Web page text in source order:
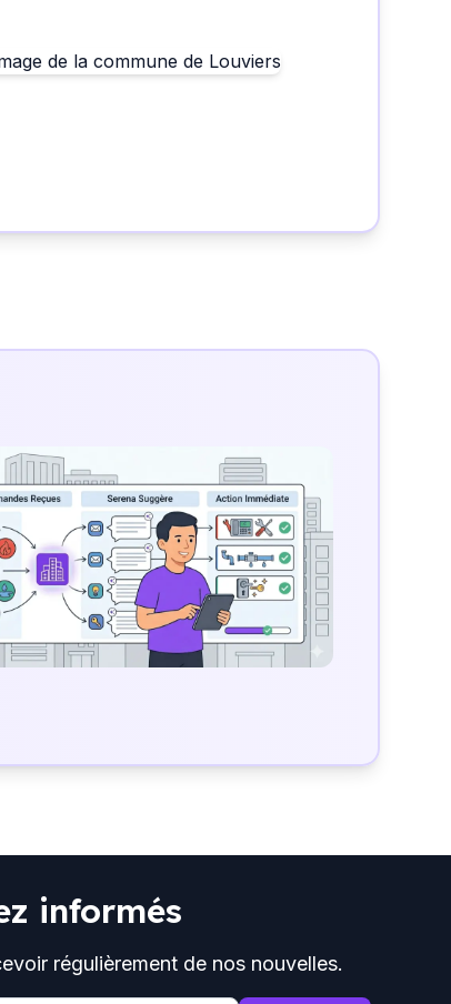
informés
régulièrement de nos nouvelles.